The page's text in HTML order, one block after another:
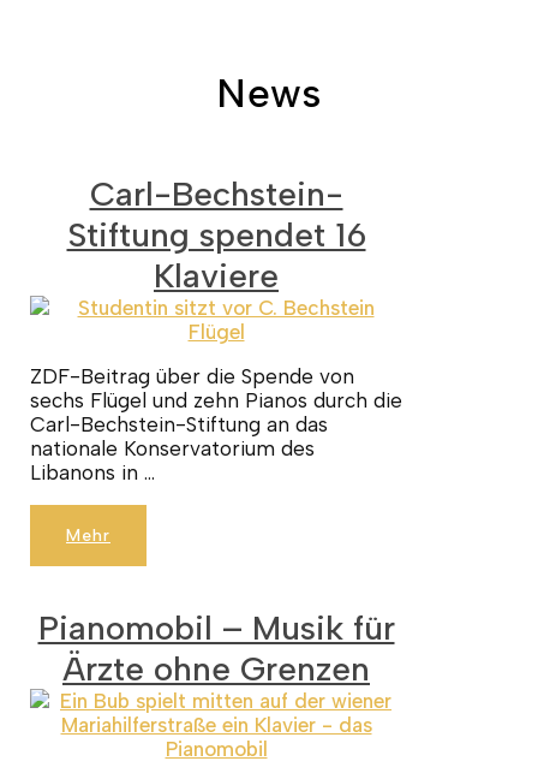
News
Carl-Bechstein-
Stiftung spendet 16
Klaviere
ZDF-Beitrag über die Spende von
sechs Flügel und zehn Pianos durch die
Carl-Bechstein-Stiftung an das
nationale Konservatorium des
Libanons in …
Mehr
Pianomobil – Musik für
Ärzte ohne Grenzen